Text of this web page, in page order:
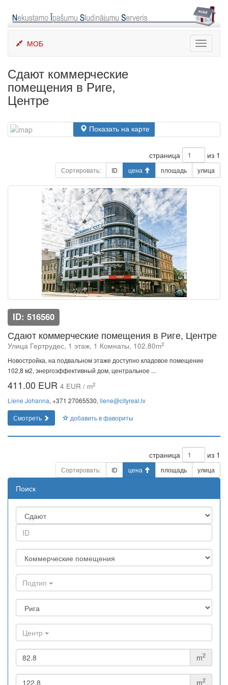
content
Toggle
МОБ
Сдают коммерческие
помещения в Риге,
Центре
Показать на карте
страница из 1
Сортировать: ID цена площадь улица
ID: 516560
Сдают коммерческие помещения в Риге, Центре
Улица Гертрудес, 1 этаж, 1 Комнаты, 102.80m2
Новостройка, на подвальном этаже доступно кладовое помещение
102,8 м2, энергоэффективный дом, центральное ...
411.00 EUR 4 EUR / m2
Liene Johanna, +371 27065530, liene@cityreal.lv
Смотреть
добавить в фавориты
страница из 1
Сортировать: ID цена площадь улица
Поиск
Подтип
Центр
m2
m2